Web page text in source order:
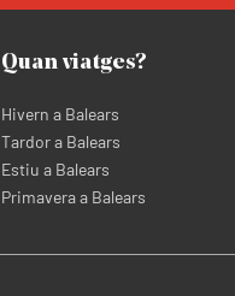
Quan viatges?
Hivern a Balears
Tardor a Balears
Estiu a Balears
Primavera a Balears